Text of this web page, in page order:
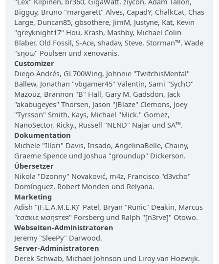
Bigguy, Bruno "margarett" Alves, CapadY, ChalkCat, Chas
Large, Duncan85, gbsothere, JimM, Justyne, Kat, Kevin
"greyknight17" Hou, Krash, Mashby, Michael Colin
Blaber, Old Fossil, S-Ace, shadav, Steve, Storman™, Wade
"sησω" Poulsen und xenovanis.
Customizer
Diego Andrés, GL700Wing, Johnnie "TwitchisMental"
Ballew, Jonathan "vbgamer45" Valentin, Sami "SychO"
Mazouz, Brannon "B" Hall, Gary M. Gadsdon, Jack
"akabugeyes" Thorsen, Jason "JBlaze" Clemons, Joey
"Tyrsson" Smith, Kays, Michael "Mick." Gomez,
NanoSector, Ricky., Russell "NEND" Najar und SA™.
Dokumentation
Michele "Illori" Davis, Irisado, AngelinaBelle, Chainy,
Graeme Spence und Joshua "groundup" Dickerson.
Übersetzer
Nikola "Dzonny" Novaković, m4z, Francisco "d3vcho"
Domínguez, Robert Monden und Relyana.
Marketing
Adish "(F.L.A.M.E.R)" Patel, Bryan "Runic" Deakin, Marcus
"cσσкιє мσηѕтєя" Forsberg und Ralph "[n3rve]" Otowo.
Webseiten-Administratoren
Jeremy "SleePy" Darwood.
Server-Administratoren
Derek Schwab, Michael Johnson und Liroy van Hoewijk.